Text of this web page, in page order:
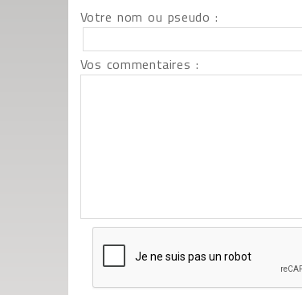
Votre nom ou pseudo :
Vos commentaires :